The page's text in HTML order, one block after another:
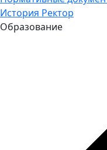
История Ректор
Образование